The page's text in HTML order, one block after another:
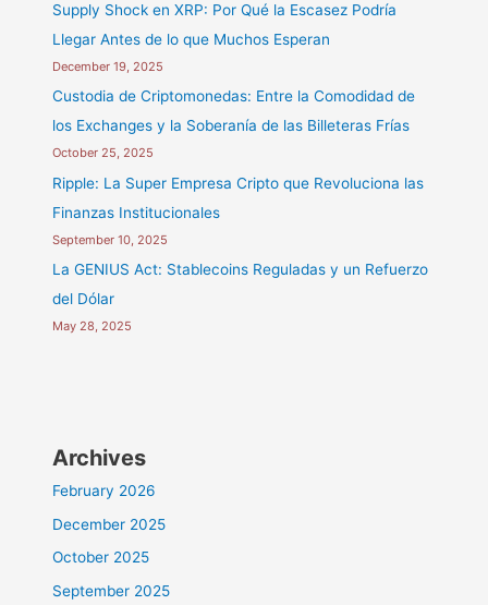
Supply Shock en XRP: Por Qué la Escasez Podría
Llegar Antes de lo que Muchos Esperan
December 19, 2025
Custodia de Criptomonedas: Entre la Comodidad de
los Exchanges y la Soberanía de las Billeteras Frías
October 25, 2025
Ripple: La Super Empresa Cripto que Revoluciona las
Finanzas Institucionales
September 10, 2025
La GENIUS Act: Stablecoins Reguladas y un Refuerzo
del Dólar
May 28, 2025
Archives
February 2026
December 2025
October 2025
September 2025